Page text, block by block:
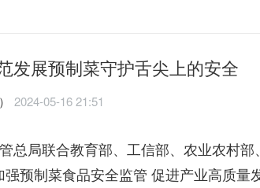
发展预制菜守护舌尖上的安全
2024-05-16 21:51
总局联合教育部、工信部、农业农村部
预制菜食品安全监管 促进产业高质量